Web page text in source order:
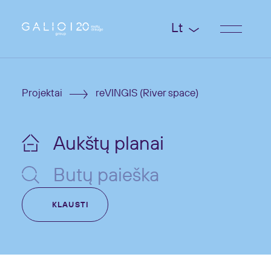
Lt
Projektai reVINGIS (River space)
Aukštų planai
Butų paieška
KLAUSTI